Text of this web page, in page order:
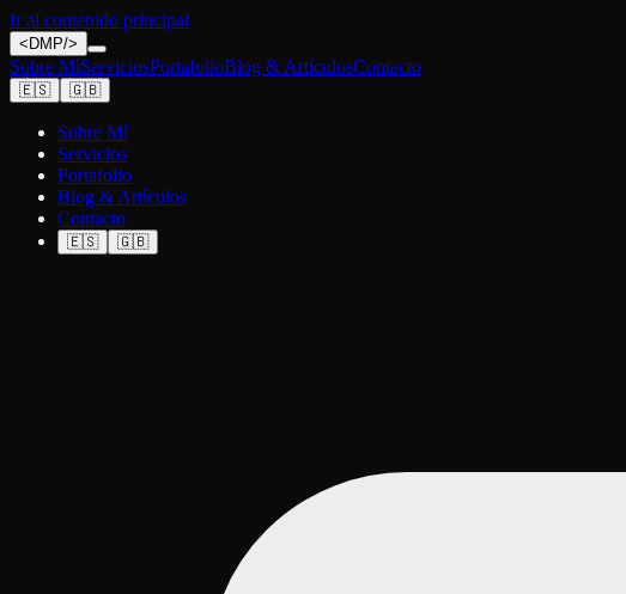
Ir al contenido principal
< DMP/>
Sobre MíServiciosPortafolioBlog & ArtículosContacto
🇪🇸 🇬🇧
Sobre Mí
Servicios
Portafolio
Blog & Artículos
Contacto
🇪🇸 🇬🇧